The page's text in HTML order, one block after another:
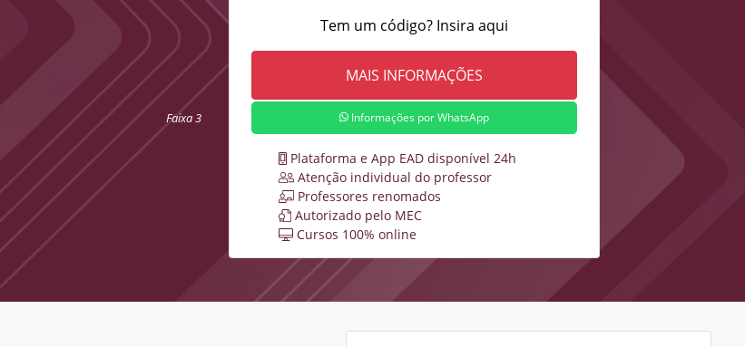
Faixa 3
Tem um código? Insira aqui
Informações por WhatsApp
Plataforma e App EAD disponível 24h
Atenção individual do professor
Professores renomados
Autorizado pelo MEC
Cursos 100% online